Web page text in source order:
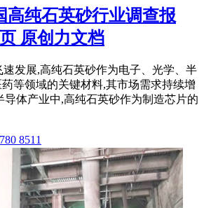
高纯石英砂行业调查报
原创力文档
速发展,高纯石英砂作为电子、光学、半
等领域的关键材料,其市场需求持续增
导体产业中,高纯石英砂作为制造芯片的
8511